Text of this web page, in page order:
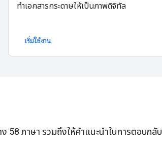
ทำเอกสารกระดาษให้เป็นภาพดิจิทัล
เริ่มใช้งาน
ง 58 ภาษา รวมถึงให้คำแนะนำในการตอบกลับ